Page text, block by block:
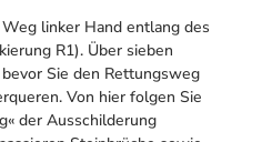
linker Hand entlang des
R1). Über sieben
Sie den Rettungsweg
Von hier folgen Sie
der Ausschilderung